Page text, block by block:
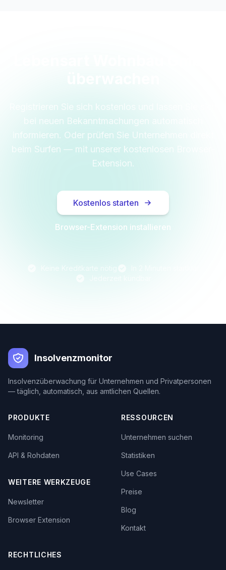
Registrieren Sie sich kostenlos und lassen Sie sich
bei neuen Bekanntmachungen automatisch
informieren. Oder prüfen Sie Unternehmen direkt
beim Surfen — mit unserer kostenlosen Browser-
Extension.
Kostenlos starten
Browser-Extension installieren
Insolvenzmonitor
Insolvenzüberwachung für Unternehmen und Privatpersonen
— täglich, automatisch, aus amtlichen Quellen.
PRODUKTE
Monitoring
API & Rohdaten
WEITERE WERKZEUGE
Newsletter
Browser Extension
RESSOURCEN
Unternehmen suchen
Statistiken
Use Cases
Preise
Blog
Kontakt
RECHTLICHES